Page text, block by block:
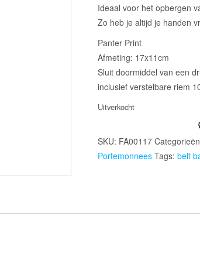
Ideaal voor het opbergen
Zo heb je altijd je handen
Panter Print
Afmeting: 17x11cm
Sluit doormiddel van een
inclusief verstelbare riem
Uitverkocht
SKU: FA00117
Portemonnees Tags: belt